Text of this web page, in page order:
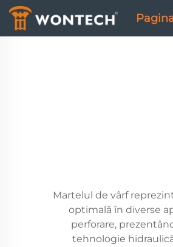
Martelul de vârf
optimală în diverse
perforare,
tehnologie